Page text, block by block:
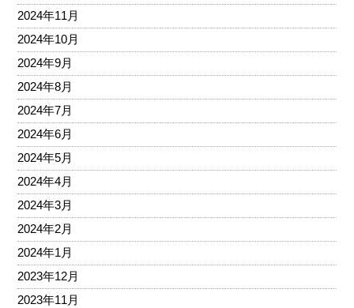
2024年11月
2024年10月
2024年9月
2024年8月
2024年7月
2024年6月
2024年5月
2024年4月
2024年3月
2024年2月
2024年1月
2023年12月
2023年11月